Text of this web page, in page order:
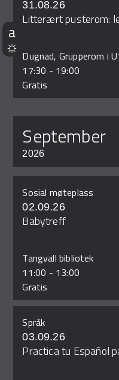
31.08.26
Litterært pusterom:
Dugnad, Grupperom i
17:30 - 19:00
Gratis
september
2026
Sosial møteplass
02.09.26
Babytreff
Tangvall bibliotek
11:00 - 13:00
Gratis
Språk
03.09.26
Practica tu Español